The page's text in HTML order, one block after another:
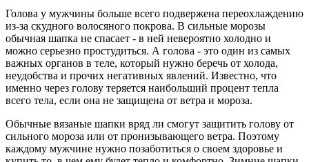
Голова у мужчины больше всего подвержена переохлаждению
из-за скудного волосяного покрова. В сильные морозы
обычная шапка не спасает - в ней невероятно холодно и
можно серьезно простудиться. А голова - это один из самых
важных органов в теле, который нужно беречь от холода,
неудобства и прочих негативных явлений. Известно, что
именно через голову теряется наибольший процент тепла
всего тела, если она не защищена от ветра и мороза.
Обычные вязаные шапки вряд ли смогут защитить голову от
сильного мороза или от пронизывающего ветра. Поэтому
каждому мужчине нужно позаботиться о своем здоровье и